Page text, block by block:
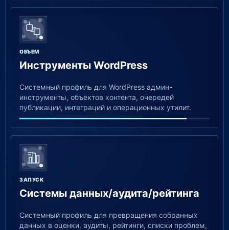
ОБЪЕМ
Инструменты WordPress
Системный профиль для WordPress админ-
инструменты, объектов контента, очередей
публикации, интеграций и операционных утилит.
ЗАПУСК
Системы данных/аудита/рейтинга
Системный профиль для превращения собранных
данных в оценки, аудиты, рейтинги, списки проблем,